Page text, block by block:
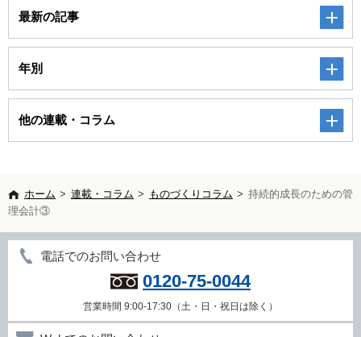
最新の記事
年別
他の連載・コラム
ホーム > 連載・コラム > ものづくりコラム > 持続的成長のための管
理会計③
電話でのお問い合わせ
0120-75-0044
営業時間 9:00-17:30（土・日・祝日は除く）